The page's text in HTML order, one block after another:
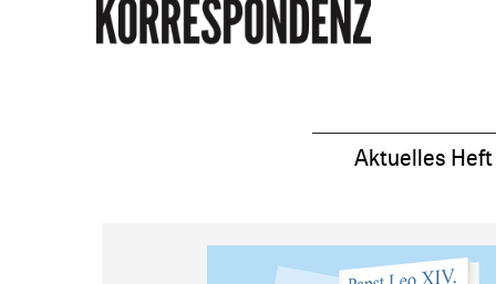
Aktuelles Heft